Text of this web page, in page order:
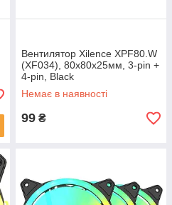
Вентилятор Xilence XPF80.W
(XF034), 80х80х25мм, 3-pin +
4-pin, Black
Немає в наявності
99 ₴